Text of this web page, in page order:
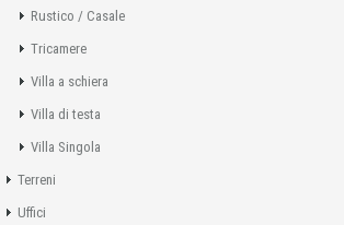
Rustico / Casale
Tricamere
Villa a schiera
Villa di testa
Villa Singola
Terreni
Uffici